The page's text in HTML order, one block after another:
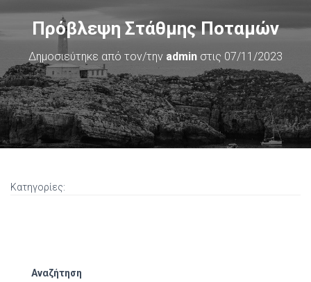
Πρόβλεψη Στάθμης Ποταμών
Δημοσιεύτηκε από τον/την admin στις 07/11/2023
Κατηγορίες:
Αναζήτηση